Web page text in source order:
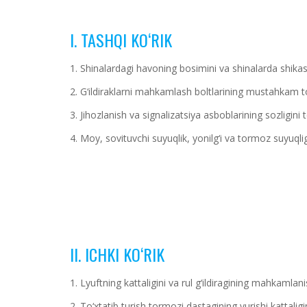
I. TASHQI KO‘RIK
1. Shinalardagi havoning bosimini va shinalarda
2. G‘ildiraklarni mahkamlash boltlarining mustahkam
3. Jihozlanish va signalizatsiya asboblarining sozligini
4. Moy, sovituvchi suyuqlik, yonilg‘i va tormoz
II. ICHKI KO‘RIK
1. Lyuftning kattaligini va rul g‘ildiragining